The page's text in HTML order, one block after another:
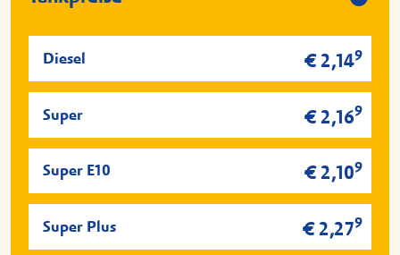
Diesel € 2,149
Super € 2,169
Super E10 € 2,109
Super Plus € 2,279